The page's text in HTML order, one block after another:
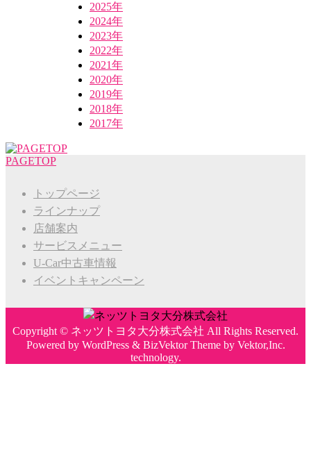
2025年
2024年
2023年
2022年
2021年
2020年
2019年
2018年
2017年
PAGETOP
トップページ
ラインナップ
店舗案内
サービスメニュー
U-Car中古車情報
イベントキャンペーン
Copyright © ネッツトヨタ大分株式会社 All Rights Reserved.
Powered by WordPress& BizVektor Themeby Vektor,Inc.
technology.